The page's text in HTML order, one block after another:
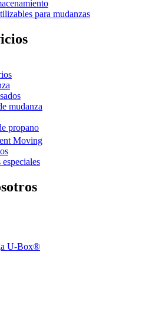
para mudanzas
mudanza
propano
Moving
U-Box®